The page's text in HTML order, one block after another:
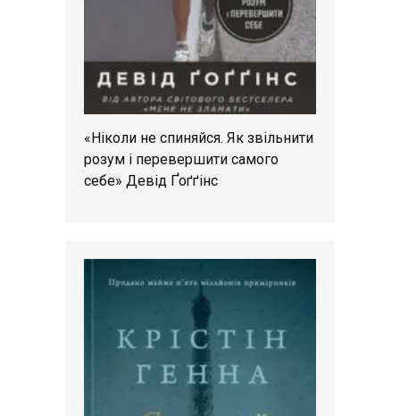
«Ніколи не спиняйся. Як звільнити
розум і перевершити самого
себе» Девід Ґоґґінс